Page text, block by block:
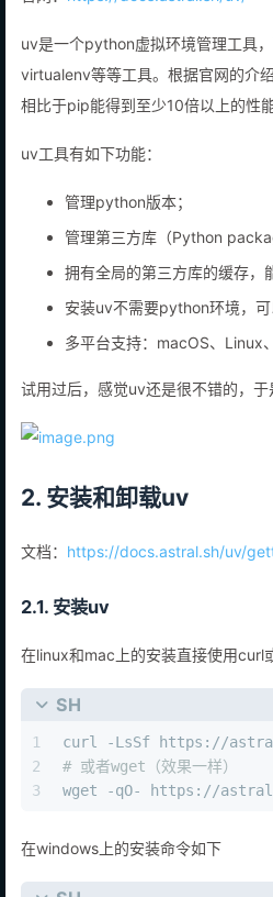
uv是一个python虚拟环境管理工具
virtualenv等等工具。根据官网的介
相比于pip能得到至少10倍以上的性能
uv工具有如下功能：
管理python版本；
管理第三方库（Python
拥有全局的第三方库的缓存，
安装uv不需要python环境，可
多平台支持：macOS、Linux
试用过后，感觉uv还是很不错的，于
2. 安装和卸载uv
文档： https://docs.astral.sh/uv/
2.1. 安装uv
在linux和mac上的安装直接使用curl
SH
1
2
3
curl -LsSf https://
# 或者wget（效果一样）
wget -qO- https://
在windows上的安装命令如下